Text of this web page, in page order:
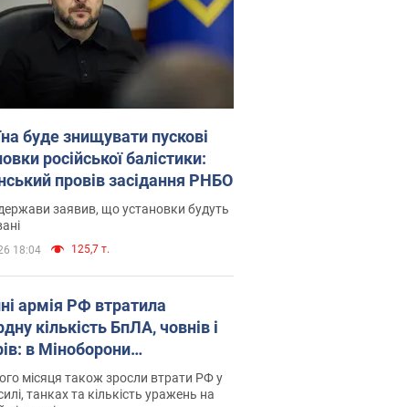
буде знищувати пускові
російської балістики:
провів засідання РНБО
заявив, що установки будуть
18:04 125,7 т.
армія РФ втратила
кількість БпЛА, човнів і
в Міноборони
статистику
місяця також зросли втрати РФ у
танках та кількість уражень на